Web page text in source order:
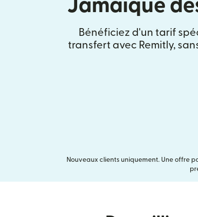
Jamaïque
Bénéficiez d'un tarif
transfert avec Remitly,
Nouveaux clients uniquement. Une offre